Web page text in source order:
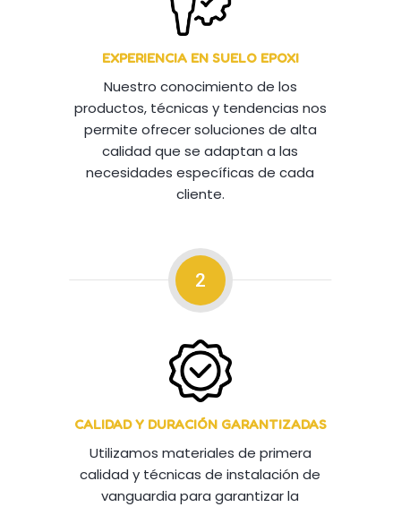
EXPERIENCIA EN SUELO EPOXI
Nuestro conocimiento de los
productos, técnicas y tendencias nos
permite ofrecer soluciones de alta
calidad que se adaptan a las
necesidades específicas de cada
cliente.
2
CALIDAD Y DURACIÓN GARANTIZADAS
Utilizamos materiales de primera
calidad y técnicas de instalación de
vanguardia para garantizar la